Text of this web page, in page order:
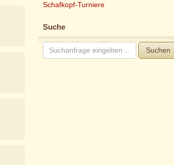
Schafkopf-Turniere
Suche
Suchen